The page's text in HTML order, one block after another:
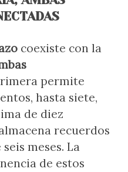
coexiste con la
permite
hasta siete,
de diez
recuerdos
meses. La
de estos